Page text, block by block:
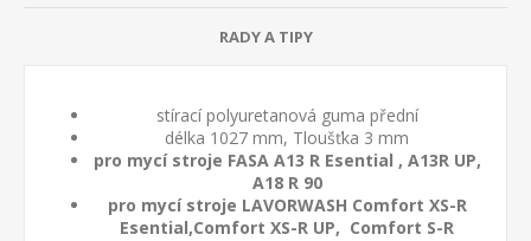
RADY A TIPY
stírací polyuretanová guma přední
délka 1027 mm, Tloušťka 3 mm
pro mycí stroje FASA A13 R Esential , A13R UP,
A18 R 90
pro mycí stroje LAVORWASH Comfort XS-R
Esential,Comfort XS-R UP, Comfort S-R